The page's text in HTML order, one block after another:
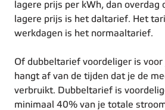
lagere prijs per kWh, dan overdag
lagere prijs is het daltarief. Het
werkdagen is het normaaltarief.
Of dubbeltarief voordeliger is
hangt af van de tijden dat je de
verbruikt. Dubbeltarief is
minimaal 40% van je totale